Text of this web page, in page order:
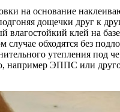
на основание
дощечки друг к
влагостойкий клей на базе
случае обходятся без
утепления под
например ЭППС или